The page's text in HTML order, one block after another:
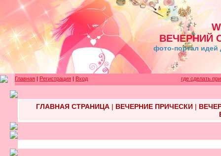
ВЕЧЕРНИЙ
фото-портал идей
Главная | Регистрация | Вход где сделать
ГЛАВНАЯ СТРАНИЦА| ВЕЧЕРНИЕ ПРИЧЕСКИ|